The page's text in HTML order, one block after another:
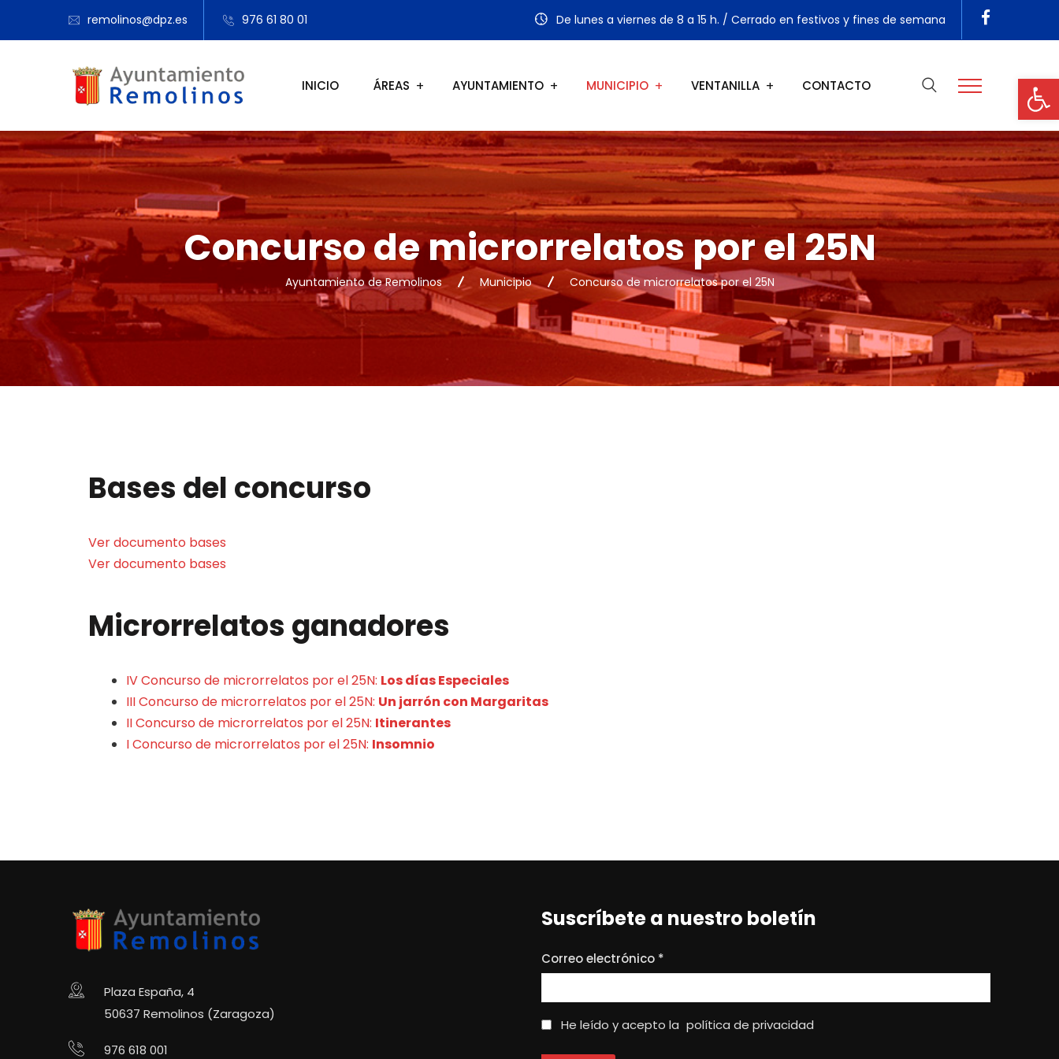
remolinos@dpz.es 976 61 80 01 De lunes a viernes de 8 a 15 h. / Cerrado en festivos y fines de semana
INICIO ÁREAS AYUNTAMIENTO MUNICIPIO VENTANILLA CONTACTO
Concurso de microrrelatos por el 25N
Ayuntamiento de Remolinos Municipio Concurso de microrrelatos por el 25N
Bases del concurso
Ver documento bases
Ver documento bases
Microrrelatos ganadores
IV Concurso de microrrelatos por el 25N: Los días Especiales
III Concurso de microrrelatos por el 25N: Un jarrón con Margaritas
II Concurso de microrrelatos por el 25N: Itinerantes
I Concurso de microrrelatos por el 25N: Insomnio
Plaza España, 4
50637 Remolinos (Zaragoza)
976 618 001
Suscríbete a nuestro boletín
Correo electrónico *
He leído y acepto la política de privacidad